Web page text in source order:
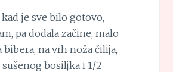
je sve bilo gotovo,
pa dodala začine, malo
bibera, na vrh noža čilija,
sušenog bosiljka i 1/2